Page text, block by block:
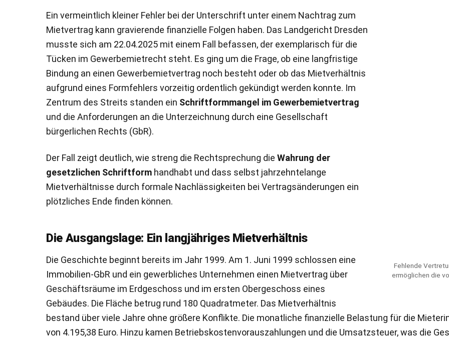
Fehlende
ermöglichen die
Ein vermeintlich kleiner Fehler bei der Unterschrift unter einem Nachtrag zum
Mietvertrag kann gravierende finanzielle Folgen haben. Das Landgericht Dresden
musste sich am 22.04.2025 mit einem Fall befassen, der exemplarisch für die
Tücken im Gewerbemietrecht steht. Es ging um die Frage, ob eine langfristige
Bindung an einen Gewerbemietvertrag noch besteht oder ob das Mietverhältnis
aufgrund eines Formfehlers vorzeitig ordentlich gekündigt werden konnte. Im
Zentrum des Streits standen ein Schriftformmangel im Gewerbemietvertrag
und die Anforderungen an die Unterzeichnung durch eine Gesellschaft
bürgerlichen Rechts (GbR).
Der Fall zeigt deutlich, wie streng die Rechtsprechung die Wahrung der
gesetzlichen Schriftform handhabt und dass selbst jahrzehntelange
Mietverhältnisse durch formale Nachlässigkeiten bei Vertragsänderungen ein
plötzliches Ende finden können.
Die Ausgangslage: Ein langjähriges Mietverhältnis
Die Geschichte beginnt bereits im Jahr 1999. Am 1. Juni 1999 schlossen eine
Immobilien-GbR und ein gewerbliches Unternehmen einen Mietvertrag über
Geschäftsräume im Erdgeschoss und im ersten Obergeschoss eines
Gebäudes. Die Fläche betrug rund 180 Quadratmeter. Das Mietverhältnis
bestand über viele Jahre ohne größere Konflikte. Die monatliche finanzielle Belastung für die
von 4.195,38 Euro. Hinzu kamen Betriebskostenvorauszahlungen und die Umsatzsteuer, was die